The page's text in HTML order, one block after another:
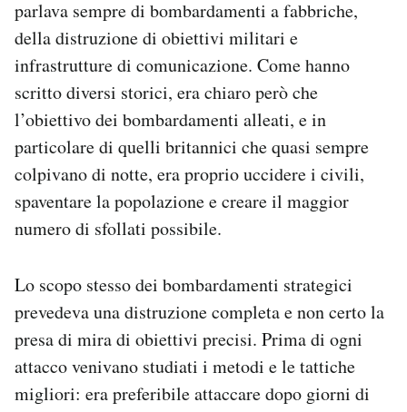
parlava sempre di bombardamenti a fabbriche,
della distruzione di obiettivi militari e
infrastrutture di comunicazione. Come hanno
scritto diversi storici, era chiaro però che
l’obiettivo dei bombardamenti alleati, e in
particolare di quelli britannici che quasi sempre
colpivano di notte, era proprio uccidere i civili,
spaventare la popolazione e creare il maggior
numero di sfollati possibile.
Lo scopo stesso dei bombardamenti strategici
prevedeva una distruzione completa e non certo la
presa di mira di obiettivi precisi. Prima di ogni
attacco venivano studiati i metodi e le tattiche
migliori: era preferibile attaccare dopo giorni di